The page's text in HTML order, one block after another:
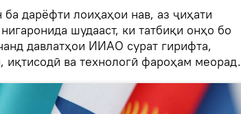
дарёфти лоиҳаҳои нав, аз ҷиҳати
шудааст, ки татбиқи онҳо бо
давлатҳои ИИАО сурат гирифта,
иқтисодӣ ва технологӣ фароҳам меорад.